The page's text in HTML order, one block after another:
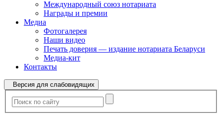
Международный союз нотариата
Награды и премии
Медиа
Фотогалерея
Наши видео
Печать доверия — издание нотариата Беларуси
Медиа-кит
Контакты
Версия для слабовидящих